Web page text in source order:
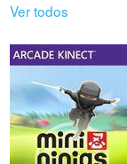
Ver todos